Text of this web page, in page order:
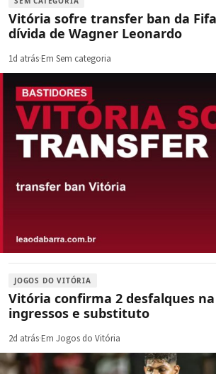
Vitória sofre transfer ban da
dívida de Wagner Leonardo
1d atrás·Em Sem categoria
JOGOS DO VITÓRIA
Vitória confirma 2 desfalques
ingressos e substituto
2d atrás·Em Jogos do Vitória